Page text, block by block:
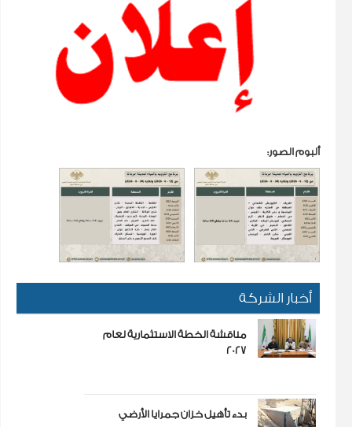
ألبوم الصور:
أخبار الشركة
مناقشة الخطة الاستثمارية لعام
2027
بدء تأهيل خزان جمرايا الأرضي